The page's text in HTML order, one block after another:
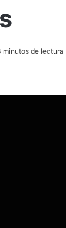
minutos de lectura